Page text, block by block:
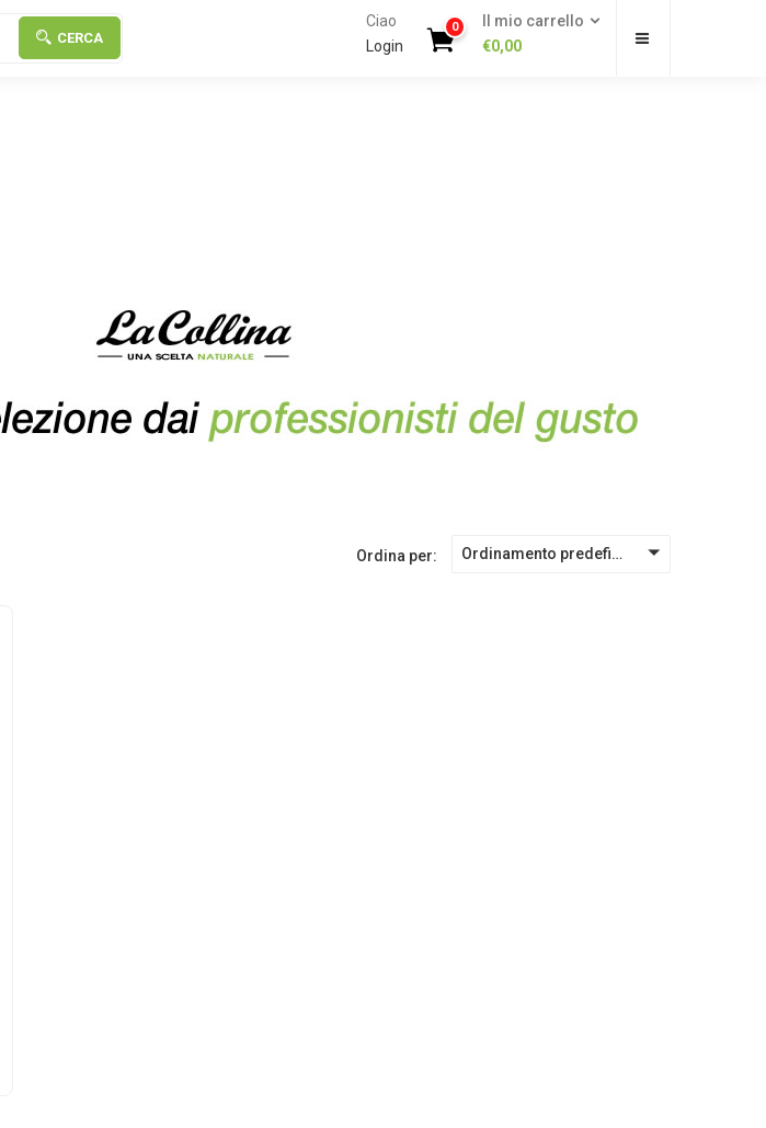
CERCA
Ciao
Login
0
Il mio carrello
€0,00
Ordina per: Ordinamento predefinito